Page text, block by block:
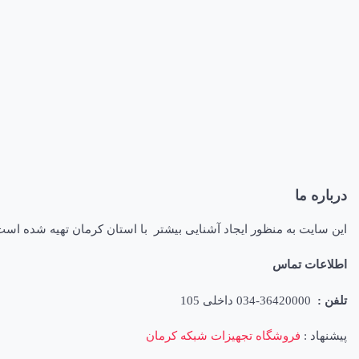
درباره ما
این سایت به منظور ایجاد آشنایی بیشتر با استان کرمان تهیه شده
اطلاعات تماس
تلفن :
پیشنهاد : فروشگاه تجهیزات شبکه کرمان